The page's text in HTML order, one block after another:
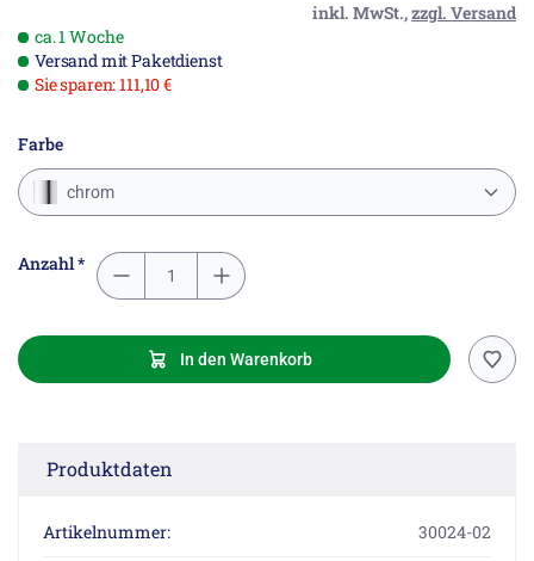
inkl. MwSt.,zzgl. Versand
ca. 1 Woche
Versand mit Paketdienst
Sie sparen: 111,10 €
Farbe
chrom
Anzahl *
In den Warenkorb
Produktdaten
Artikelnummer: 30024-02